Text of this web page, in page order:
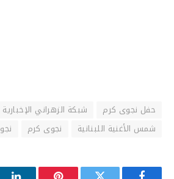
حفل نجوى كرم
شبكة الزهراني الإخبارية
شمس الأغنية اللبنانية
نجوى كرم